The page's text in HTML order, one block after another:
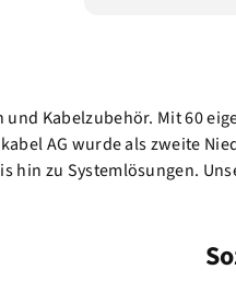
Kabelzubehör. Mit 60
AG wurde als zweite
zu Systemlösungen.